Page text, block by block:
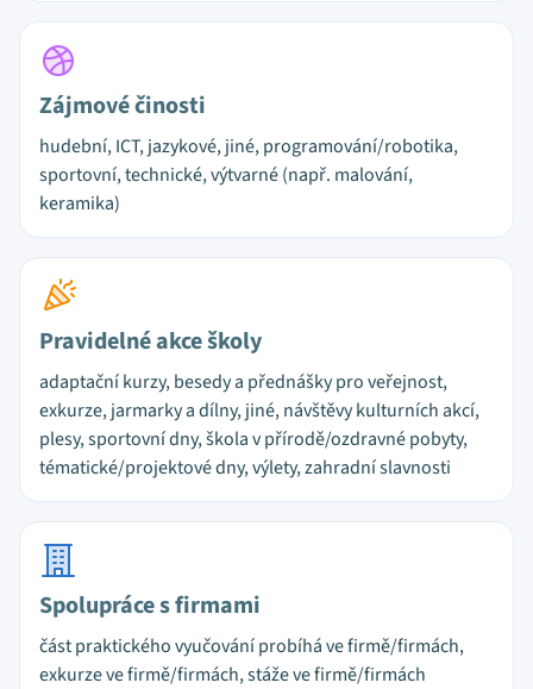
Zájmové činosti
hudební, ICT, jazykové, jiné, programování/robotika,
sportovní, technické, výtvarné (např. malování,
keramika)
Pravidelné akce školy
adaptační kurzy, besedy a přednášky pro veřejnost,
exkurze, jarmarky a dílny, jiné, návštěvy kulturních akcí,
plesy, sportovní dny, škola v přírodě/ozdravné pobyty,
tématické/projektové dny, výlety, zahradní slavnosti
Spolupráce s firmami
část praktického vyučování probíhá ve firmě/firmách,
exkurze ve firmě/firmách, stáže ve firmě/firmách